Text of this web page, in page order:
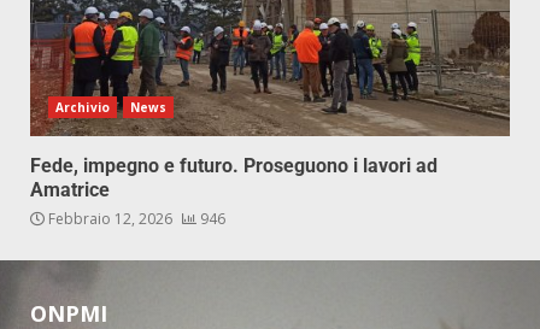
Archivio News
Fede, impegno e futuro. Proseguono i lavori ad
Amatrice
Febbraio 12, 2026 946
ONPMI